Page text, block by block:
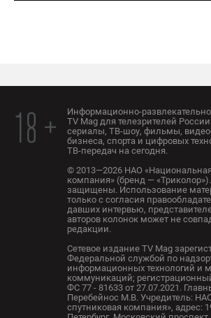
18 +
Информационно-
TV Mag для телезрителей
сериалы, ТВ-шоу, фильмы,
бизнеса, спорта и цифровых
ТВ-передач на сегодня.
© 2013—2026 НАО
компания» (бренд —
защищены. Использование
только с согласия
давших интервью,
авторов колонок может не
редакции.
Сетевое издание TV Mag
Федеральной службой по
информационных технологий и
коммуникаций;
ФС 77 - 81633 от 27.07.2021.
Перебейнос М.В. Учредитель:
спутниковая компания», адрес: